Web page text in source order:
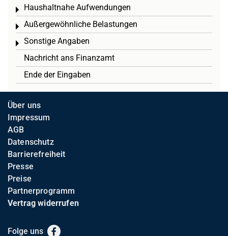
Haushaltnahe Aufwendungen
Toggle menu
Außergewöhnliche Belastungen
Toggle menu
Sonstige Angaben
Toggle menu
Nachricht ans Finanzamt
Ende der Eingaben
Über uns
Impressum
AGB
Datenschutz
Barrierefreiheit
Presse
Preise
Partnerprogramm
Vertrag widerrufen
Folge uns Facebook